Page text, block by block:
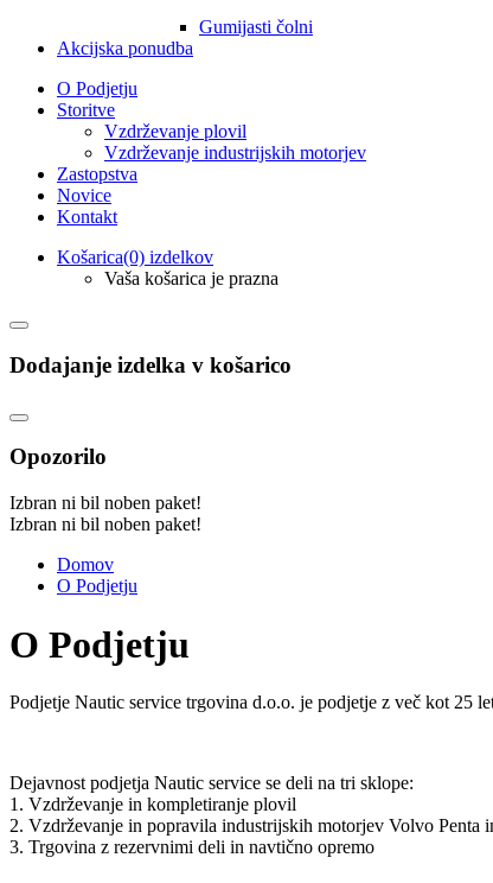
Gumijasti čolni
Akcijska ponudba
O Podjetju
Storitve
Vzdrževanje plovil
Vzdrževanje industrijskih motorjev
Zastopstva
Novice
Kontakt
Košarica(0) izdelkov
Vaša košarica je prazna
Dodajanje izdelka v košarico
Opozorilo
Izbran ni bil noben paket!
Izbran ni bil noben paket!
Domov
O Podjetju
O Podjetju
Podjetje Nautic service trgovina d.o.o. je podjetje z več kot 25
Dejavnost podjetja Nautic service se deli na tri sklope:
1. Vzdrževanje in kompletiranje plovil
2. Vzdrževanje in popravila industrijskih motorjev Volvo Penta
3. Trgovina z rezervnimi deli in navtično opremo